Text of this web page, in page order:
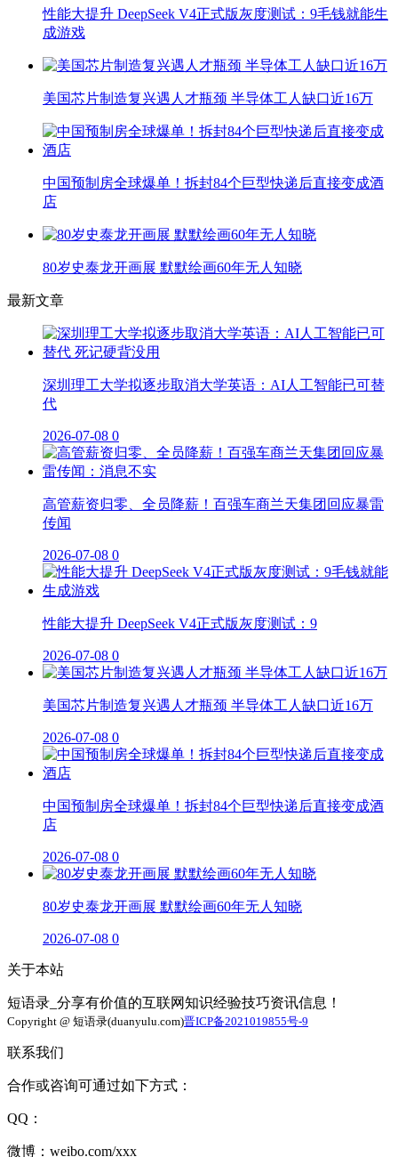
性能大提升 DeepSeek V4正式版灰度测试：9毛钱就能生
成游戏
美国芯片制造复兴遇人才瓶颈 半导体工人缺口近16万
中国预制房全球爆单！拆封84个巨型快递后直接变成酒
店
80岁史泰龙开画展 默默绘画60年无人知晓
最新文章
深圳理工大学拟逐步取消大学英语：AI人工智能已可替
代
2026-07-08 0
高管薪资归零、全员降薪！百强车商兰天集团回应暴雷
传闻
2026-07-08 0
性能大提升 DeepSeek V4正式版灰度测试：9
2026-07-08 0
美国芯片制造复兴遇人才瓶颈 半导体工人缺口近16万
2026-07-08 0
中国预制房全球爆单！拆封84个巨型快递后直接变成酒
店
2026-07-08 0
80岁史泰龙开画展 默默绘画60年无人知晓
2026-07-08 0
关于本站
短语录_分享有价值的互联网知识经验技巧资讯信息！
Copyright @ 短语录(duanyulu.com)晋ICP备2021019855号-9
联系我们
合作或咨询可通过如下方式：
QQ：
微博：weibo.com/xxx